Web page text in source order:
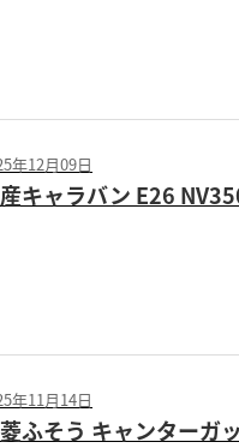
年12月09日
キャラバン E26
年11月14日
ふそう キャンターガ